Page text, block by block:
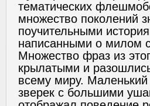
тематических
множество поколений
поучительными
написанными о милом
Множество фраз из
крылатыми и
всему миру. Маленький
зверек с большими